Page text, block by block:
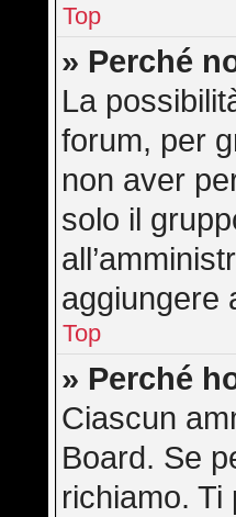
Top
» Perché
La
forum, per
non aver
solo il
aggiungere
Top
» Perché
Ciascun
Board. Se
richiamo.